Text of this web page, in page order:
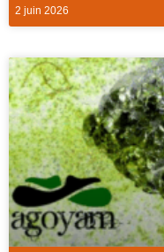
2 juin 2026